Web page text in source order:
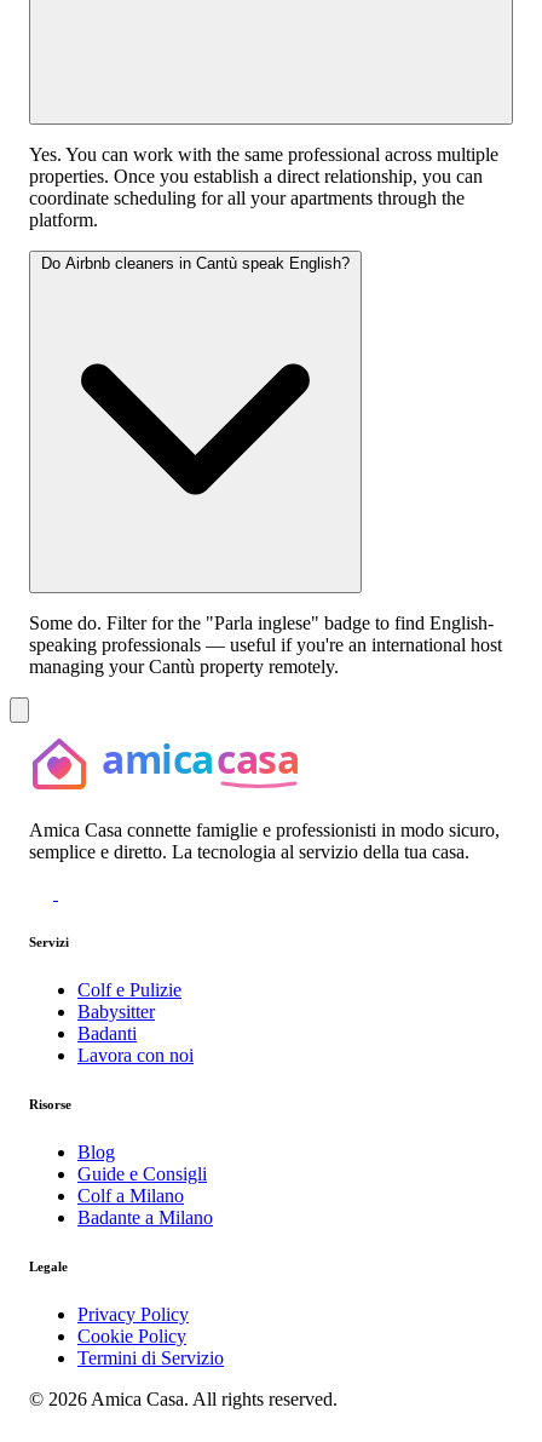
Yes. You can work with the same professional across multiple
properties. Once you establish a direct relationship, you can
coordinate scheduling for all your apartments through the
platform.
Do Airbnb cleaners in Cantù speak English?
Some do. Filter for the "Parla inglese" badge to find English-
speaking professionals — useful if you're an international host
managing your Cantù property remotely.
Amica Casa connette famiglie e professionisti in modo sicuro,
semplice e diretto. La tecnologia al servizio della tua casa.
Servizi
Colf e Pulizie
Babysitter
Badanti
Lavora con noi
Risorse
Blog
Guide e Consigli
Colf a Milano
Badante a Milano
Legale
Privacy Policy
Cookie Policy
Termini di Servizio
© 2026 Amica Casa. All rights reserved.